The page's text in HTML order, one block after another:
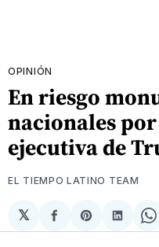
OPINIÓN
En riesgo
nacionales
ejecutiva de
EL TIEMPO LATINO TEAM
𝕏
Compartir
en
Share
on
en